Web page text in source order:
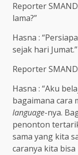
Reporter
lama?”
Hasna :
sejak hari Jumat.”
Reporter
Hasna : “Aku
bagaimana cara
language-nya.
penonton
sama yang kita
caranya kita bisa